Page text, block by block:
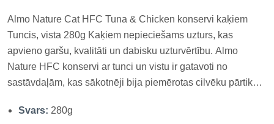
Almo Nature Cat HFC Tuna & Chicken konservi kaķiem
Tuncis, vista 280g Kaķiem nepieciešams uzturs, kas
apvieno garšu, kvalitāti un dabisku uzturvērtību. Almo
Nature HFC konservi ar tunci un vistu ir gatavoti no
sastāvdaļām, kas sākotnēji bija piemērotas cilvēku pārtikai,
dabiskumu. Vārīti savā buljonā, tie palīdz uzturēt optimālu
Svars: 280g